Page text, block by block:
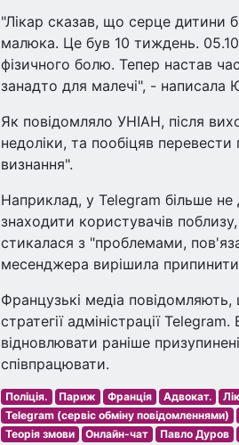
"Лікар сказав, що серце дитини
малюка. Це був 10 тиждень.
фізичного болю. Тепер настав
занадто для малечі", - написала
Як повідомляло УНІАН, після
недоліки, та пообіцяв
визнання".
Наприклад, у Telegram більше
знаходити користувачів
стикалася з "проблемами,
месенджера вирішила
Французькі медіа
стратегії адміністрації
відновлювати раніше
співпрацювати.
Поліція. Париж Франція Адвокат.
Telegram (сервіс обміну повідомленнями)
Теорія змови
Онлайн-чат Павло Дуров